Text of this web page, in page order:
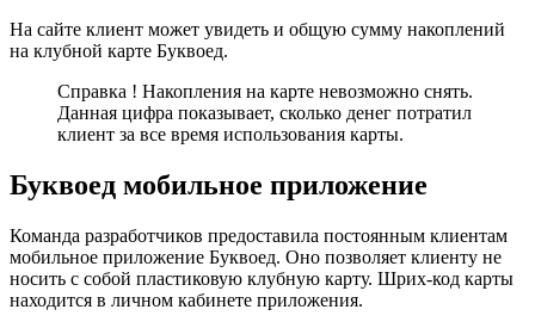
На сайте клиент может увидеть и общую сумму накоплений
на клубной карте Буквоед.
Справка ! Накопления на карте невозможно снять.
Данная цифра показывает, сколько денег потратил
клиент за все время использования карты.
Буквоед мобильное приложение
Команда разработчиков предоставила постоянным клиентам
мобильное приложение Буквоед. Оно позволяет клиенту не
носить с собой пластиковую клубную карту. Шрих-код карты
находится в личном кабинете приложения.